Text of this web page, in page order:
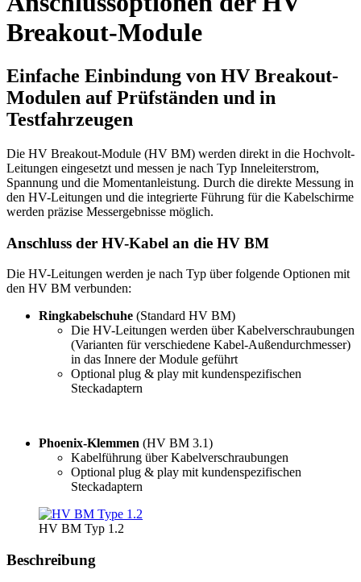
Breakout-Module
Einfache Einbindung von HV Breakout-
Modulen auf Prüfständen und in
Testfahrzeugen
Die HV Breakout-Module (HV BM) werden direkt in die Hochvolt-
Leitungen eingesetzt und messen je nach Typ Inneleiterstrom,
Spannung und die Momentanleistung. Durch die direkte Messung in
den HV-Leitungen und die integrierte Führung für die Kabelschirme
werden präzise Messergebnisse möglich.
Anschluss der HV-Kabel an die HV BM
Die HV-Leitungen werden je nach Typ über folgende Optionen mit
den HV BM verbunden:
Ringkabelschuhe (Standard HV BM)
Die HV-Leitungen werden über Kabelverschraubungen
(Varianten für verschiedene Kabel-Außendurchmesser)
in das Innere der Module geführt
Optional plug & play mit kundenspezifischen
Steckadaptern
Phoenix-Klemmen (HV BM 3.1)
Kabelführung über Kabelverschraubungen
Optional plug & play mit kundenspezifischen
Steckadaptern
HV BM Typ 1.2
Beschreibung